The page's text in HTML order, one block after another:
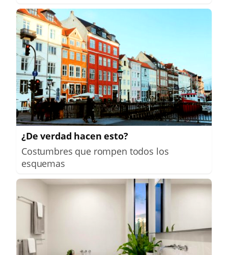
¿De verdad hacen esto?
Costumbres que rompen todos los
esquemas